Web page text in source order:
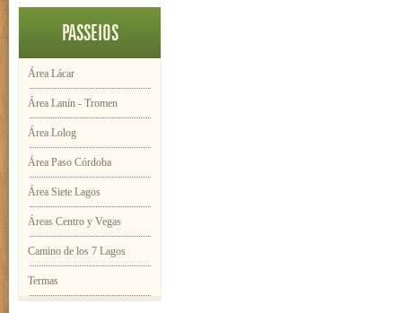
PASSEIOS
Área Lácar
Área Lanín - Tromen
Área Lolog
Área Paso Córdoba
Área Siete Lagos
Áreas Centro y Vegas
Camino de los 7 Lagos
Termas